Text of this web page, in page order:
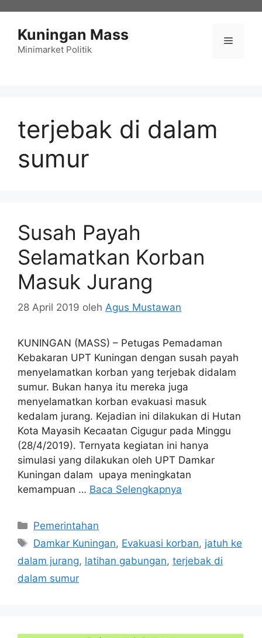
Kuningan Mass
Minimarket Politik
Menu
terjebak di dalam
sumur
Susah Payah
Selamatkan Korban
Masuk Jurang
28 April 2019 oleh Agus Mustawan
KUNINGAN (MASS) – Petugas Pemadaman
Kebakaran UPT Kuningan dengan susah payah
menyelamatkan korban yang terjebak didalam
sumur. Bukan hanya itu mereka juga
menyelamatkan korban evakuasi masuk
kedalam jurang. Kejadian ini dilakukan di Hutan
Kota Mayasih Kecaatan Cigugur pada Minggu
(28/4/2019). Ternyata kegiatan ini hanya
simulasi yang dilakukan oleh UPT Damkar
Kuningan dalam upaya meningkatan
kemampuan … Baca Selengkapnya
Kategori
Pemerintahan
Tag
Damkar Kuningan, Evakuasi korban, jatuh ke
dalam jurang, latihan gabungan, terjebak di
dalam sumur